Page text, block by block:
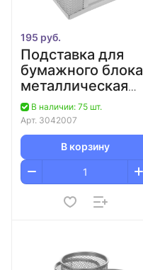
195 руб.
Подставка для
бумажного блока
металлическая
серая deVENTE
В наличии: 75 шт.
Арт. 3042007
В корзину